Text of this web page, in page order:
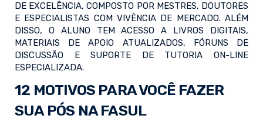
DE EXCELÊNCIA, COMPOSTO POR MESTRES, DOUTORES
E ESPECIALISTAS COM VIVÊNCIA DE MERCADO. ALÉM
DISSO, O ALUNO TEM ACESSO A LIVROS DIGITAIS,
MATERIAIS DE APOIO ATUALIZADOS, FÓRUNS DE
DISCUSSÃO E SUPORTE DE TUTORIA ON-LINE
ESPECIALIZADA.
12 MOTIVOS PARA VOCÊ FAZER
SUA PÓS NA FASUL